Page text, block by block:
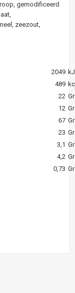
gemodificeerd
zeezout,
2049 kJ
489
22
12
67
23
3,1
4,2
0,73